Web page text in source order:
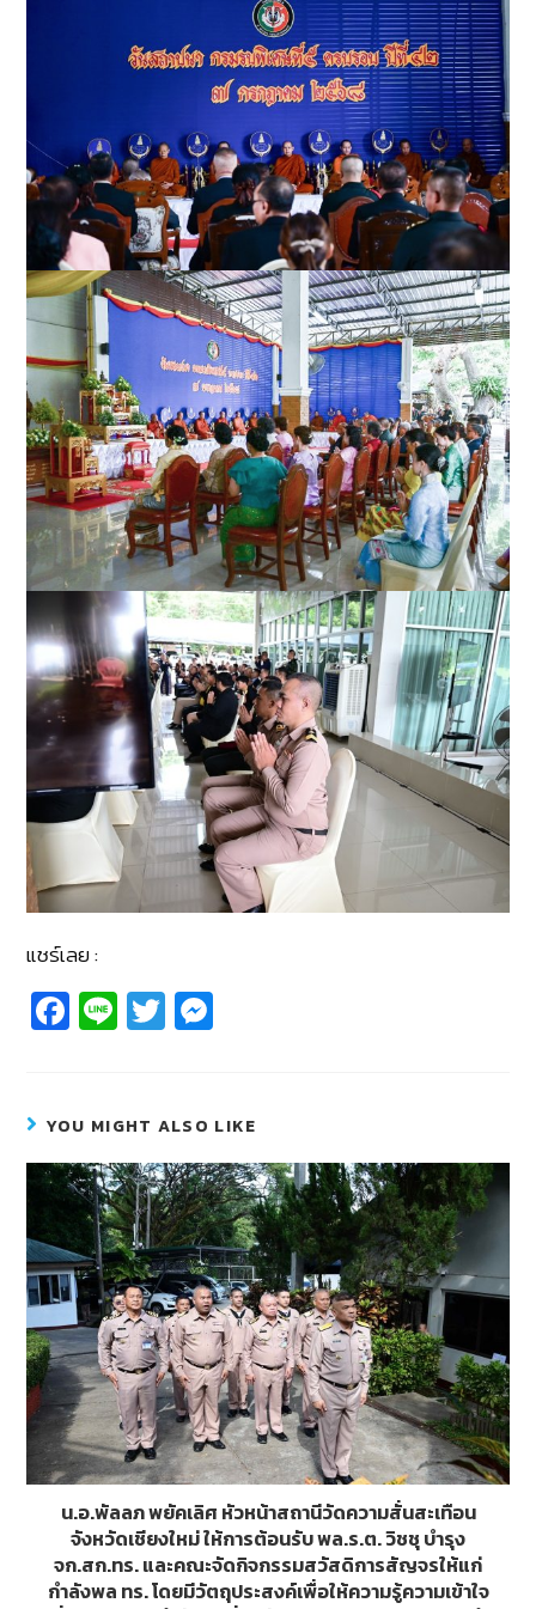
แชร์เลย :
Fa
c
b
o
o
k
Li
n
T
wi
er e
n
g
er
YOU MIGHT ALSO LIKE
น.อ.พัลลภ พยัคเลิศ หัวหน้าสถานีวัดความสั่นสะเทือน
จังหวัดเชียงใหม่ ให้การต้อนรับ พล.ร.ต. วิชชุ บำรุง
จก.สก.ทร. และคณะจัดกิจกรรมสวัสดิการสัญจรให้แก่
กำลังพล ทร. โดยมีวัตถุประสงค์เพื่อให้ความรู้ความเข้าใจ